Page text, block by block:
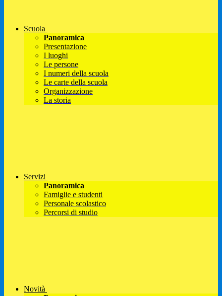
Scuola
Panoramica
Presentazione
I luoghi
Le persone
I numeri della scuola
Le carte della scuola
Organizzazione
La storia
Servizi
Panoramica
Famiglie e studenti
Personale scolastico
Percorsi di studio
Novità